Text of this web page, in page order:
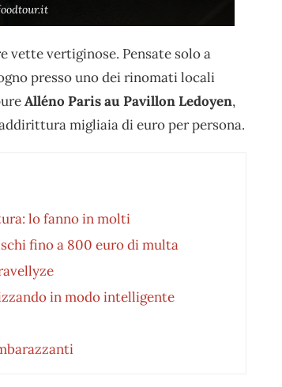
vette vertiginose. Pensate solo a
presso uno dei rinomati locali
Alléno Paris au Pavillon Ledoyen,
migliaia di euro per persona.
lo fanno in molti
fino a 800 euro di multa
in modo intelligente